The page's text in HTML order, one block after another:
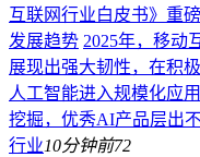
互联网行业白皮书》重
发展趋势 2025年，移动
展现出强大韧性，在积
人工智能进入规模化应
挖掘，优秀AI产品层出
行业10分钟前72